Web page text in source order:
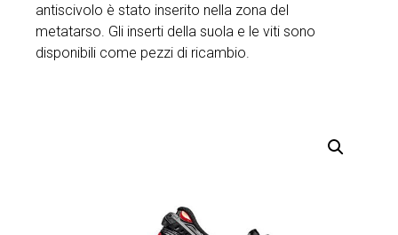
antiscivolo è stato inserito nella zona del
metatarso. Gli inserti della suola e le viti sono
disponibili come pezzi di ricambio.